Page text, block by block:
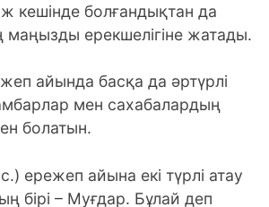
кешінде болғандықтан да
ерекшелігіне жатады.
айында басқа да әртүрлі
мен сахабалардың
болатын.
ережеп айына екі түрлі атау
бірі – Муғдар. Бұлай деп